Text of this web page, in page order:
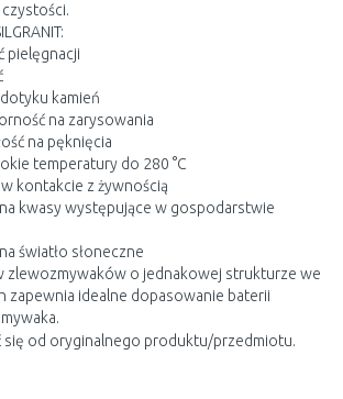
pielęgnacji
kamień
na zarysowania
na pęknięcia
temperatury do 280 °C
kontakcie z żywnością
kwasy występujące w gospodarstwie
światło słoneczne
zlewozmywaków o jednakowej strukturze we
zapewnia idealne dopasowanie baterii
się od oryginalnego produktu/przedmiotu.